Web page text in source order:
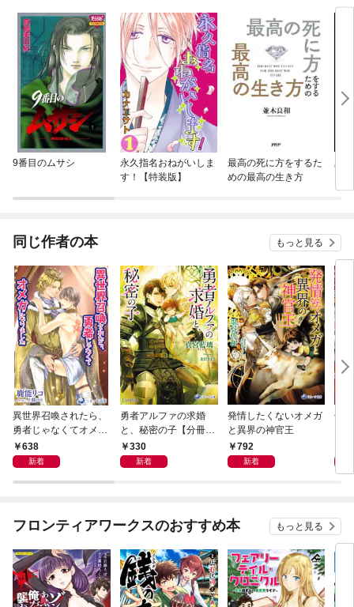
9番目のムサシ
永久指名おねがいしま
す！【特装版】
最高の死に方をするた
めの最高の生き方
黒
同じ作者の本 もっと見る
異世界召喚されたら、
勇者じゃなくてオメガ
になりました
638
新着
勇者アルファの求婚
と、秘密の子【分冊
版】1
330
新着
発情したくないオメガ
と異界の神官王
792
新着
子
フロンティアワークスのおすすめ本 もっと見る